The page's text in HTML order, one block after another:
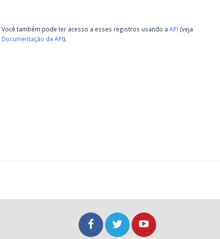
Você também pode ter acesso a esses registros usando a API (veja
Documentação da API).